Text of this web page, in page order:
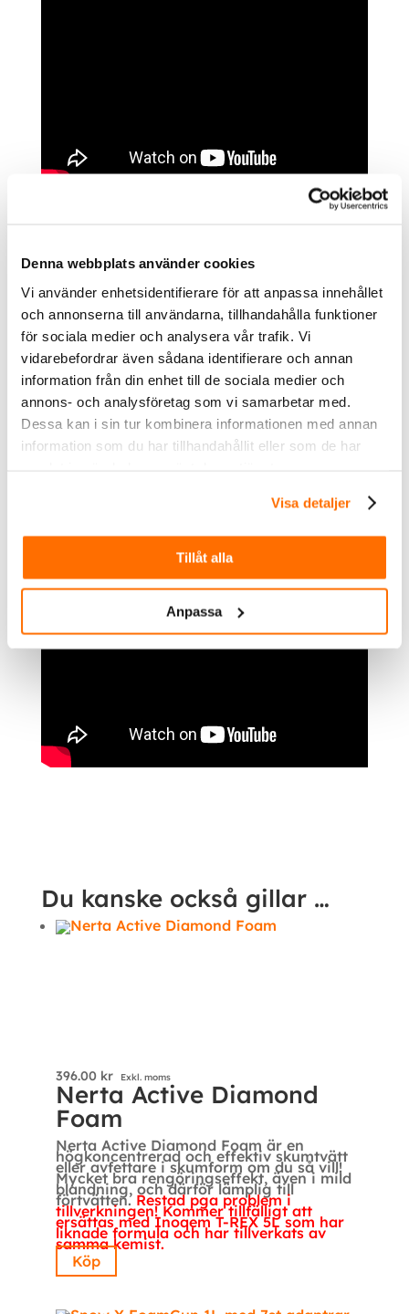
Denna webbplats använder cookies
Vi använder enhetsidentifierare för att anpassa innehållet
och annonserna till användarna, tillhandahålla funktioner
för sociala medier och analysera vår trafik. Vi
vidarebefordrar även sådana identifierare och annan
information från din enhet till de sociala medier och
annons- och analysföretag som vi samarbetar med.
Dessa kan i sin tur kombinera informationen med annan
information som du har tillhandahållit eller som de har
Visa detaljer
Tillåt alla
Anpassa
Du kanske också gillar …
396.00 kr Exkl. moms
Nerta Active Diamond
Foam
Nerta Active Diamond Foam är en
högkoncentrerad och effektiv skumtvätt
eller avfettare i skumform om du så vill!
Mycket bra rengöringseffekt, även i mild
blandning, och därför lämplig till
förtvätten. Restad pga problem i
tillverkningen! Kommer tillfälligt att
ersättas med Inoqem T-REX 5L som har
liknade formula och har tillverkats av
samma kemist.
Köp